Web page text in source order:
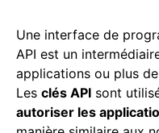
Une interface de
API est un
applications ou plus de
Les clés API sont
autoriser les